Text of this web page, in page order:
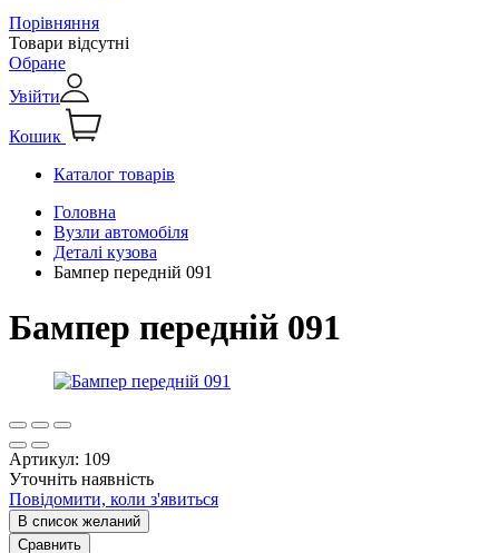
Порівняння
Товари відсутні
Обране
Увійти
Кошик
Каталог товарів
Головна
Вузли автомобіля
Деталі кузова
Бампер передній 091
Бампер передній 091
Артикул: 109
Уточніть наявність
Повідомити, коли з'явиться
В список желаний
Сравнить